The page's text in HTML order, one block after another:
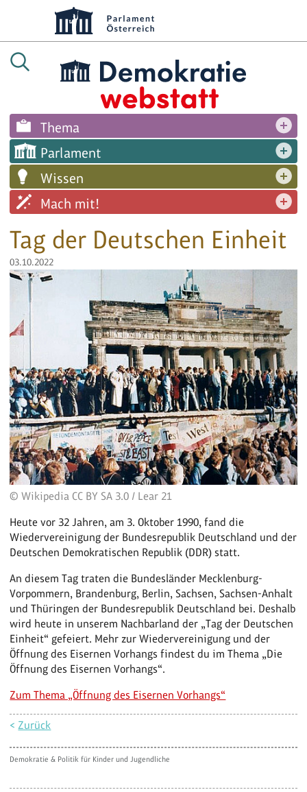
Thema
Parlament
Wissen
Mach mit!
Tag der Deutschen Einheit
03.10.2022
© Wikipedia CC BY SA 3.0 / Lear 21
Heute vor 32 Jahren, am 3. Oktober 1990, fand die
Wiedervereinigung der Bundesrepublik Deutschland und der
Deutschen Demokratischen Republik (DDR) statt.
An diesem Tag traten die Bundesländer Mecklenburg-
Vorpommern, Brandenburg, Berlin, Sachsen, Sachsen-Anhalt
und Thüringen der Bundesrepublik Deutschland bei. Deshalb
wird heute in unserem Nachbarland der „Tag der Deutschen
Einheit“ gefeiert. Mehr zur Wiedervereinigung und der
Öffnung des Eisernen Vorhangs findest du im Thema „Die
Öffnung des Eisernen Vorhangs“.
Zum Thema „Öffnung des Eisernen Vorhangs“
<Zurück
Demokratie & Politik für Kinder und Jugendliche